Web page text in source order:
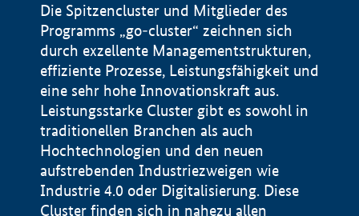
Die Spitzencluster und Mitglieder des
Programms „go-cluster“ zeichnen sich
durch exzellente Managementstrukturen,
effiziente Prozesse, Leistungsfähigkeit und
eine sehr hohe Innovationskraft aus.
Leistungsstarke Cluster gibt es sowohl in
traditionellen Branchen als auch
Hochtechnologien und den neuen
aufstrebenden Industriezweigen wie
Industrie 4.0 oder Digitalisierung. Diese
Cluster finden sich in nahezu allen